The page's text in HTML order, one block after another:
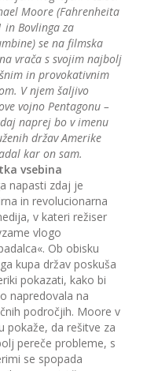
Moore (Fahrenheita
in Bovlinga za
se na filmska
vrača s svojim najbolj
in provokativnim
V njem šaljivo
vojno Pentagonu –
naprej bo v imenu
držav Amerike
kar on sam.
vsebina
napasti zdaj je
in revolucionarna
v kateri režiser
vlogo
Ob obisku
kupa držav poskuša
pokazati, kako bi
napredovala na
področjih. Moore v
pokaže, da rešitve za
pereče probleme, s
se spopada